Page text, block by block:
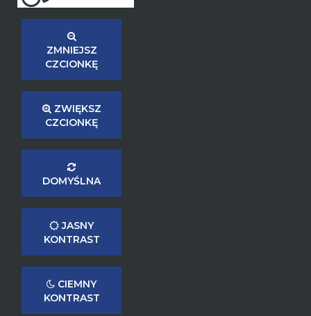
ZMNIEJSZ
CZCIONKĘ
ZWIĘKSZ
CZCIONKĘ
DOMYŚLNA
JASNY
KONTRAST
CIEMNY
KONTRAST